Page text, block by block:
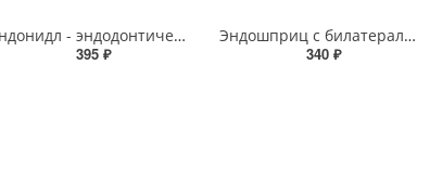
Эндонидл - эндодонтические иглы 0, 4х35мм
395 ₽
Эндошприц с билатеральной иглой
340 ₽